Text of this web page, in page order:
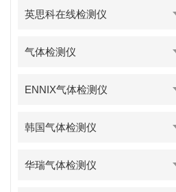
英思科在线检测仪
气体检测仪
ENNIX气体检测仪
韩国气体检测仪
华瑞气体检测仪